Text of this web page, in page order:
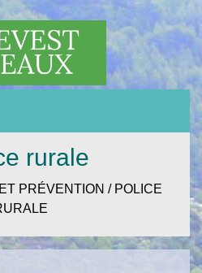
rurale
PRÉVENTION / POLICE